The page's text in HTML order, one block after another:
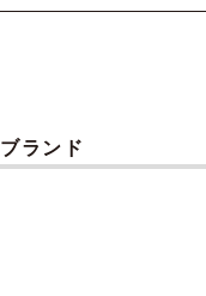
ブランド